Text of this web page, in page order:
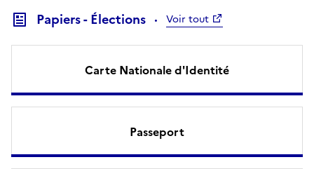
Papiers - Élections Voir tout
Carte Nationale d'Identité
Passeport